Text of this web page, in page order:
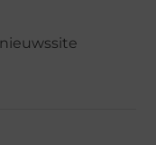
nieuwssite